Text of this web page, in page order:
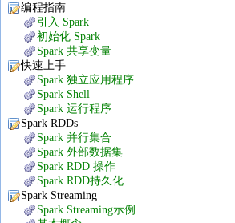
编程指南
引入 Spark
初始化 Spark
Spark 共享变量
快速上手
Spark 独立应用程序
Spark Shell
Spark 运行程序
Spark RDDs
Spark 并行集合
Spark 外部数据集
Spark RDD 操作
Spark RDD持久化
Spark Streaming
Spark Streaming示例